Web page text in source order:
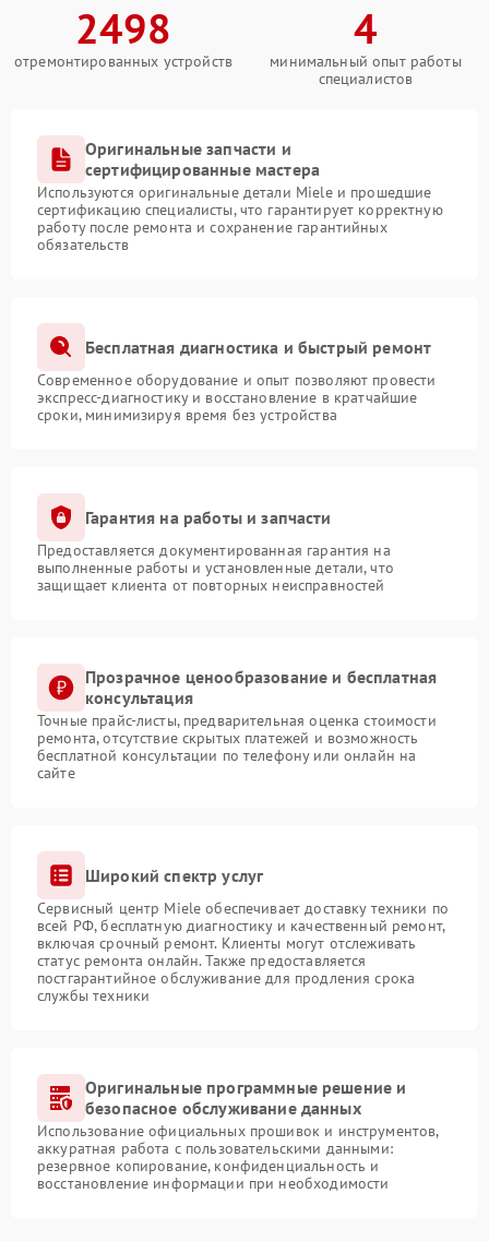
2498
отремонтированных устройств
4
минимальный опыт работы
специалистов
Оригинальные запчасти и
сертифицированные мастера
Используются оригинальные детали Miele и прошедшие
сертификацию специалисты, что гарантирует корректную
работу после ремонта и сохранение гарантийных
обязательств
Бесплатная диагностика и быстрый ремонт
Современное оборудование и опыт позволяют провести
экспресс-диагностику и восстановление в кратчайшие
сроки, минимизируя время без устройства
Гарантия на работы и запчасти
Предоставляется документированная гарантия на
выполненные работы и установленные детали, что
защищает клиента от повторных неисправностей
Прозрачное ценообразование и бесплатная
консультация
Точные прайс-листы, предварительная оценка стоимости
ремонта, отсутствие скрытых платежей и возможность
бесплатной консультации по телефону или онлайн на
сайте
Широкий спектр услуг
Сервисный центр Miele обеспечивает доставку техники по
всей РФ, бесплатную диагностику и качественный ремонт,
включая срочный ремонт. Клиенты могут отслеживать
статус ремонта онлайн. Также предоставляется
постгарантийное обслуживание для продления срока
службы техники
Оригинальные программные решение и
безопасное обслуживание данных
Использование официальных прошивок и инструментов,
аккуратная работа с пользовательскими данными:
резервное копирование, конфиденциальность и
восстановление информации при необходимости